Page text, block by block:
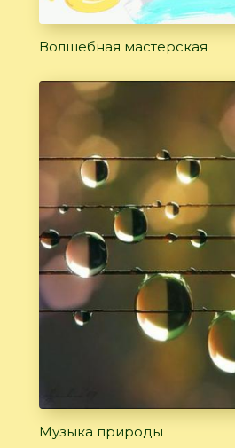
Волшебная мастерская
Музыка природы